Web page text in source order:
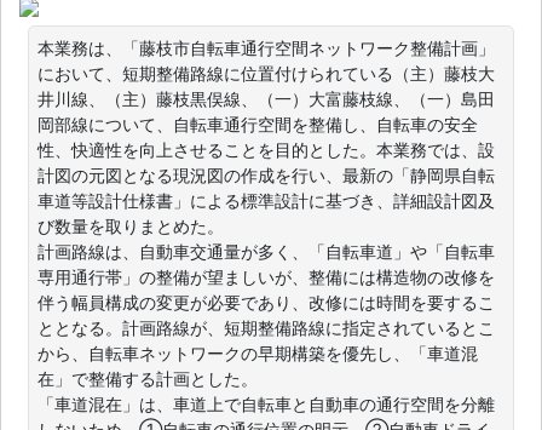
本業務は、「藤枝市自転車通行空間ネットワーク整備計画」
において、短期整備路線に位置付けられている（主）藤枝大
井川線、（主）藤枝黒俣線、（一）大富藤枝線、（一）島田
岡部線について、自転車通行空間を整備し、自転車の安全
性、快適性を向上させることを目的とした。本業務では、設
計図の元図となる現況図の作成を行い、最新の「静岡県自転
車道等設計仕様書」による標準設計に基づき、詳細設計図及
び数量を取りまとめた。
計画路線は、自動車交通量が多く、「自転車道」や「自転車
専用通行帯」の整備が望ましいが、整備には構造物の改修を
伴う幅員構成の変更が必要であり、改修には時間を要するこ
ととなる。計画路線が、短期整備路線に指定されているとこ
から、自転車ネットワークの早期構築を優先し、「車道混
在」で整備する計画とした。
「車道混在」は、車道上で自転車と自動車の通行空間を分離